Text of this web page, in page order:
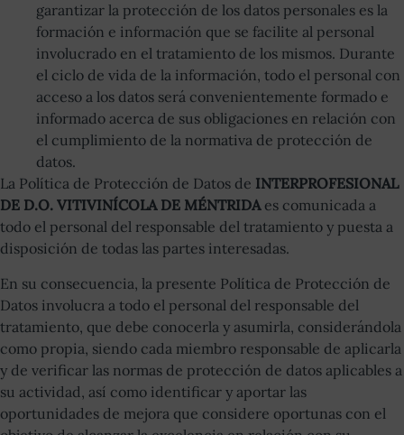
garantizar la protección de los datos personales es la
formación e información que se facilite al personal
involucrado en el tratamiento de los mismos. Durante
el ciclo de vida de la información, todo el personal con
acceso a los datos será convenientemente formado e
informado acerca de sus obligaciones en relación con
el cumplimiento de la normativa de protección de
datos.
La Política de Protección de Datos de INTERPROFESIONAL
DE D.O. VITIVINÍCOLA DE MÉNTRIDA es comunicada a
todo el personal del responsable del tratamiento y puesta a
disposición de todas las partes interesadas.
En su consecuencia, la presente Política de Protección de
Datos involucra a todo el personal del responsable del
tratamiento, que debe conocerla y asumirla, considerándola
como propia, siendo cada miembro responsable de aplicarla
y de verificar las normas de protección de datos aplicables a
su actividad, así como identificar y aportar las
oportunidades de mejora que considere oportunas con el